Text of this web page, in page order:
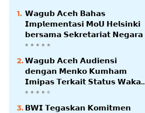
𝗪𝗮𝗴𝘂𝗯 𝗔𝗰𝗲𝗵 𝗕𝗮𝗵𝗮𝘀
𝗜𝗺𝗽𝗹𝗲𝗺𝗲𝗻𝘁𝗮𝘀𝗶 𝗠𝗼𝗨 𝗛𝗲𝗹𝘀𝗶𝗻𝗸𝗶
𝗯𝗲𝗿𝘀𝗮𝗺𝗮 𝗦𝗲𝗸𝗿𝗲𝘁𝗮𝗿𝗶𝗮𝘁 𝗡𝗲𝗴𝗮𝗿𝗮
𝗪𝗮𝗴𝘂𝗯 𝗔𝗰𝗲𝗵 𝗔𝘂𝗱𝗶𝗲𝗻𝘀𝗶
𝗱𝗲𝗻𝗴𝗮𝗻 𝗠𝗲𝗻𝗸𝗼 𝗞𝘂𝗺𝗵𝗮𝗺
𝗜𝗺𝗶𝗽𝗮𝘀 𝗧𝗲𝗿𝗸𝗮𝗶𝘁 𝗦𝘁𝗮𝘁𝘂𝘀 𝗪𝗮𝗸𝗮𝗳
𝗕𝗹𝗮𝗻𝗴𝗽𝗮𝗱𝗮𝗻𝗴
𝗕𝗪𝗜 𝗧𝗲𝗴𝗮𝘀𝗸𝗮𝗻 𝗞𝗼𝗺𝗶𝘁𝗺𝗲𝗻